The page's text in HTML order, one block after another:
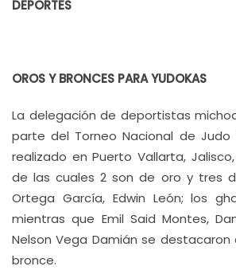
DEPORTES
OROS Y BRONCES PARA YUDOKAS
La delegación de deportistas
parte del Torneo Nacional de Judo
realizado en Puerto Vallarta,
de las cuales 2 son de oro y tres
Ortega García, Edwin León; los
mientras que Emil Said Montes,
Nelson Vega Damián se
bronce.